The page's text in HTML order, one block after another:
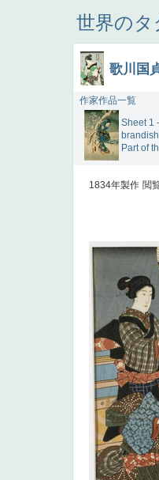
世界のタ
歌川国
作家作品一覧
Sheet 1
Part of th
1834年製作 閲